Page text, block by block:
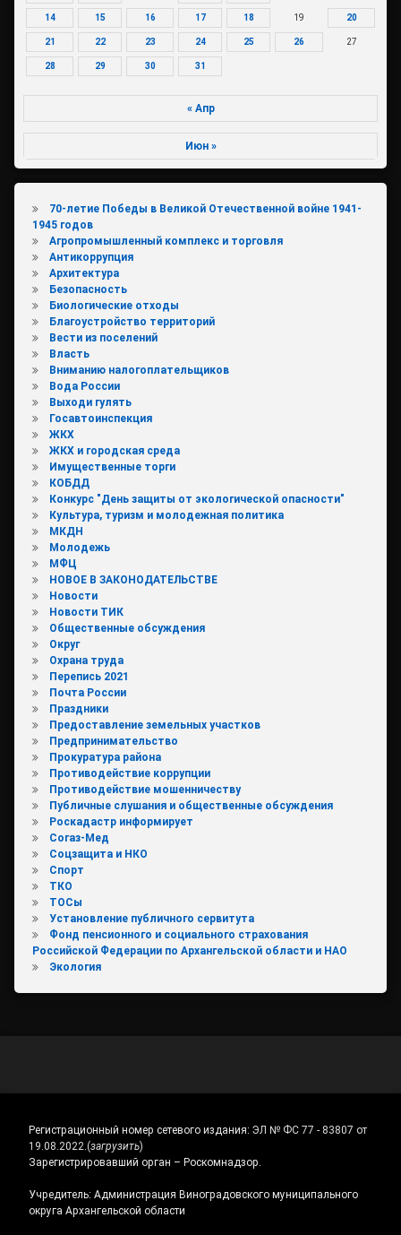
14 15 16 17 18 19 20
21 22 23 24 25 26 27
28 29 30 31
« Апр
Июн »
70-летие Победы в Великой Отечественной войне 1941-
1945 годов
Агропромышленный комплекс и торговля
Антикоррупция
Архитектура
Безопасность
Биологические отходы
Благоустройство территорий
Вести из поселений
Власть
Вниманию налогоплательщиков
Вода России
Выходи гулять
Госавтоинспекция
ЖКХ
ЖКХ и городская среда
Имущественные торги
КОБДД
Конкурс "День защиты от экологической опасности"
Культура, туризм и молодежная политика
МКДН
Молодежь
МФЦ
НОВОЕ В ЗАКОНОДАТЕЛЬСТВЕ
Новости
Новости ТИК
Общественные обсуждения
Округ
Охрана труда
Перепись 2021
Почта России
Праздники
Предоставление земельных участков
Предпринимательство
Прокуратура района
Противодействие коррупции
Противодействие мошенничеству
Публичные слушания и общественные обсуждения
Роскадастр информирует
Согаз-Мед
Соцзащита и НКО
Спорт
ТКО
ТОСы
Установление публичного сервитута
Фонд пенсионного и социального страхования
Российской Федерации по Архангельской области и НАО
Экология
Регистрационный номер сетевого издания: ЭЛ № ФС 77 - 83807 от
19.08.2022.(загрузить)
Зарегистрировавший орган – Роскомнадзор.
Учредитель: Администрация Виноградовского муниципального
округа Архангельской области